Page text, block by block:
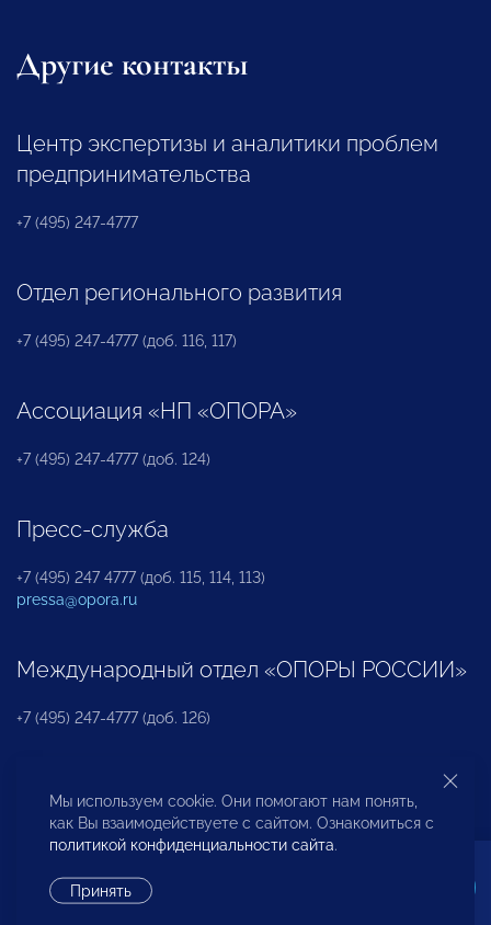
Другие контакты
Центр экспертизы и аналитики проблем
предпринимательства
+7 (495) 247-4777
Отдел регионального развития
+7 (495) 247-4777 (доб. 116, 117)
Ассоциация «НП «ОПОРА»
+7 (495) 247-4777 (доб. 124)
Пресс-служба
+7 (495) 247 4777 (доб. 115, 114, 113)
pressa@opora.ru
Международный отдел «ОПОРЫ РОССИИ»
+7 (495) 247-4777 (доб. 126)
Бюро по защите прав предпринимателей и
инвесторов
Мы используем cookie. Они помогают нам понять,
как Вы взаимодействуете с сайтом. Ознакомиться с
политикой конфиденциальности сайта.
Принять